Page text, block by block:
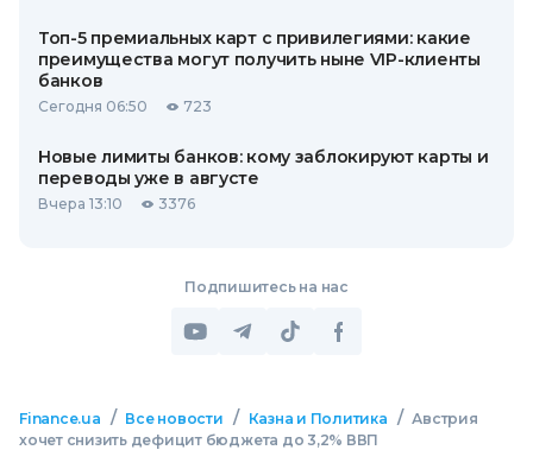
Топ-5 премиальных карт с привилегиями: какие
преимущества могут получить ныне VIP-клиенты
банков
Сегодня 06:50 723
Новые лимиты банков: кому заблокируют карты и
переводы уже в августе
Вчера 13:10 3376
Подпишитесь на нас
Finance.ua / Все новости / Казна и Политика / Австрия
хочет снизить дефицит бюджета до 3,2% ВВП